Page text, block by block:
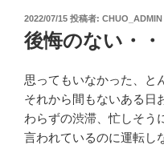
投
稿
日:
2022/07/15 投稿者: CHUO_ADMIN
後悔のない・・
思ってもいなかった、と
それから間もないある日
わらずの渋滞、忙しそう
言われているのに運転し